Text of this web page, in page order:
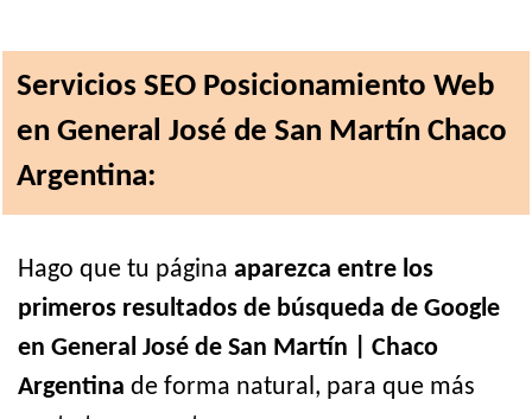
Servicios SEO Posicionamiento Web
en General José de San Martín Chaco
Argentina:
Hago que tu página aparezca entre los
primeros resultados de búsqueda de Google
en General José de San Martín | Chaco
Argentina de forma natural, para que más